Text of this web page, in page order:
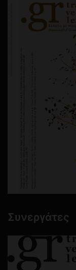
Συνεργάτες